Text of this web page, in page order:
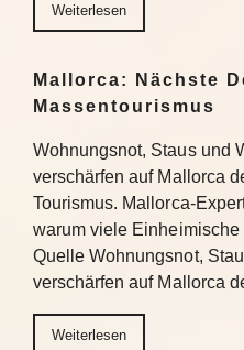
Weiterlesen
Mallorca: Nächste
Massentourismus
Wohnungsnot, Staus und
verschärfen auf Mallorca
Tourismus. Mallorca-
warum viele
Quelle Wohnungsnot,
verschärfen auf Mallorca
Weiterlesen